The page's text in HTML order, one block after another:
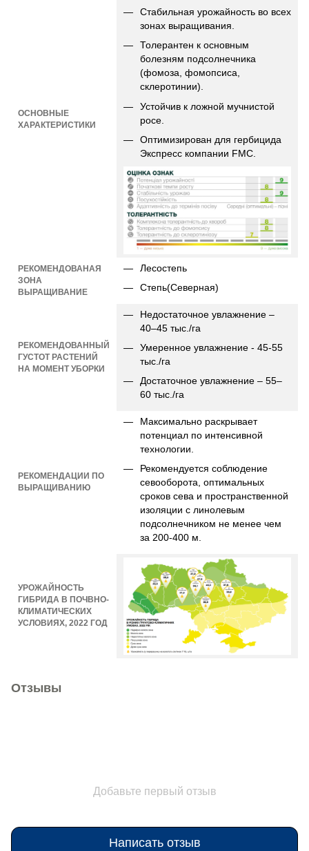
ОСНОВНЫЕ
ХАРАКТЕРИСТИКИ
Стабильная урожайность во всех
зонах выращивания.
Толерантен к основным
болезням подсолнечника
(фомоза, фомопсиса,
склеротинии).
Устойчив к ложной мучнистой
росе.
Оптимизирован для гербицида
Экспресс компании FMC.
РЕКОМЕНДОВАНАЯ
ЗОНА
ВЫРАЩИВАНИЕ
Лесостепь
Степь(Северная)
РЕКОМЕНДОВАННЫЙ
ГУСТОТ РАСТЕНИЙ
НА МОМЕНТ УБОРКИ
Недостаточное увлажнение –
40–45 тыс./га
Умеренное увлажнение - 45-55
тыс./га
Достаточное увлажнение – 55–
60 тыс./га
РЕКОМЕНДАЦИИ ПО
ВЫРАЩИВАНИЮ
Максимально раскрывает
потенциал по интенсивной
технологии.
Рекомендуется соблюдение
севооборота, оптимальных
сроков сева и пространственной
изоляции с линолевым
подсолнечником не менее чем
за 200-400 м.
УРОЖАЙНОСТЬ
ГИБРИДА В ПОЧВНО-
КЛИМАТИЧЕСКИХ
УСЛОВИЯХ, 2022 ГОД
Отзывы
Добавьте первый отзыв
Написать отзыв